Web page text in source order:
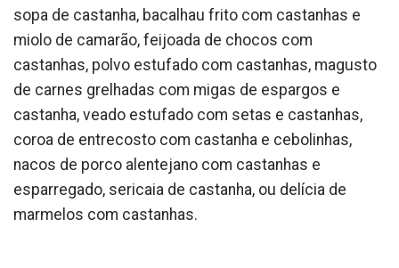
sopa de castanha, bacalhau frito com castanhas e
miolo de camarão, feijoada de chocos com
castanhas, polvo estufado com castanhas, magusto
de carnes grelhadas com migas de espargos e
castanha, veado estufado com setas e castanhas,
coroa de entrecosto com castanha e cebolinhas,
nacos de porco alentejano com castanhas e
esparregado, sericaia de castanha, ou delícia de
marmelos com castanhas.